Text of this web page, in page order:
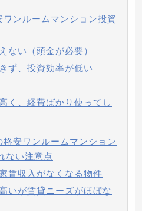
ンルームマンション投資
ない（頭金が必要）
ず、投資効率が低い
く、経費ばかり使ってし
安ワンルームマンション
ない注意点
賃収入がなくなる物件
いが賃貸ニーズがほぼな